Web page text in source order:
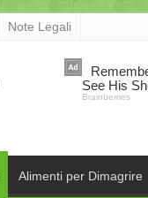
Note Legali
Alimenti per Dimagrire